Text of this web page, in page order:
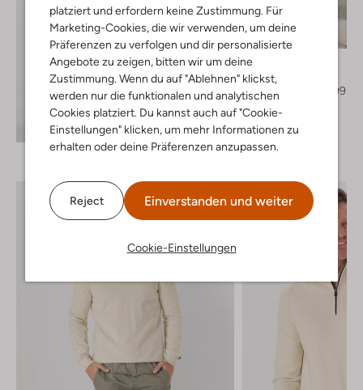
platziert und erfordern keine Zustimmung. Für
Marketing-Cookies, die wir verwenden, um deine
Präferenzen zu verfolgen und dir personalisierte
Angebote zu zeigen, bitten wir um deine
Zustimmung. Wenn du auf "Ablehnen" klickst,
werden nur die funktionalen und analytischen
Cookies platziert. Du kannst auch auf "Cookie-
Einstellungen" klicken, um mehr Informationen zu
erhalten oder deine Präferenzen anzupassen.
Reject Einverstanden und weiter
Cookie-Einstellungen
Entdecke den Look
Pullover
€ 109,99
€ 65,99